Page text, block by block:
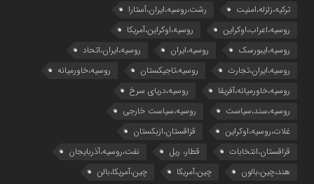
ترکیه،زلزله،امنیت
رشت،روسیه،ایران،آستارا
روسیه،اعراب،اوکراین
روسیه،اوکراین،آمریکا
روسیه،ایبورسک
روسیه،ایران
روسیه،ایران،اتحاد
روسیه،ایران،تجارت
روسیه،تاجیکستان
روسیه،خاورمیانه
روسیه،خاورمیانه،آفریقا
روسیه،دریای سرخ
روسیه،سند،سیاست
روسیه،سیاست خارجی
غلات،روسیه،اوکراین
قزاقستان،ازبکستان
قزاقستان،انتخابات
قطار، ریل
نفت،روسیه،آذربایجان
هند،چین،بالون
چین،آمریکا چین،آمریکا،بالن